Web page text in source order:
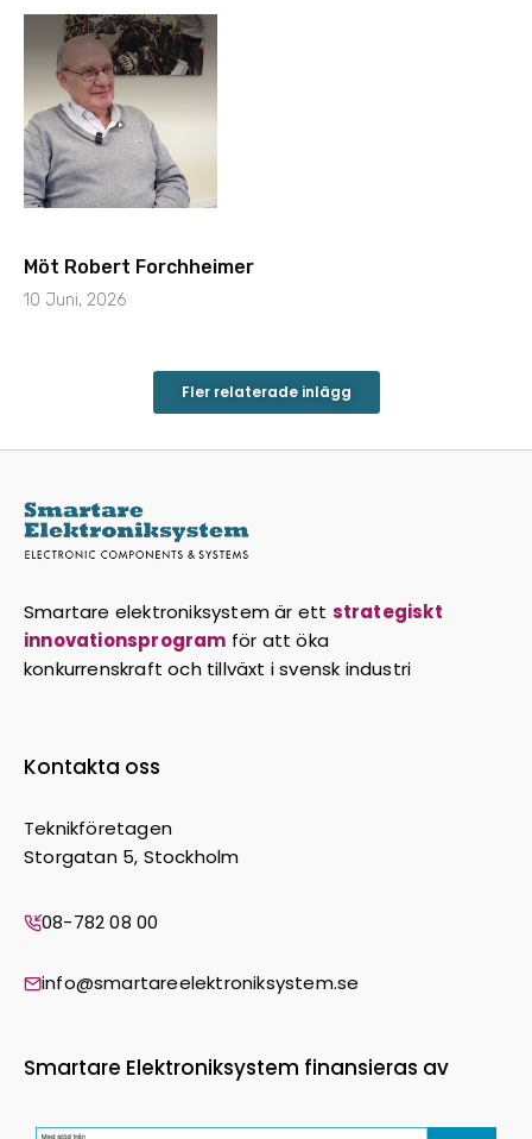
Möt Robert Forchheimer
10 Juni, 2026
Fler relaterade inlägg
Smartare elektroniksystem är ett strategiskt
innovationsprogram för att öka
konkurrenskraft och tillväxt i svensk industri
Kontakta oss
Teknikföretagen
Storgatan 5, Stockholm
08-782 08 00
info@smartareelektroniksystem.se
Smartare Elektroniksystem finansieras av